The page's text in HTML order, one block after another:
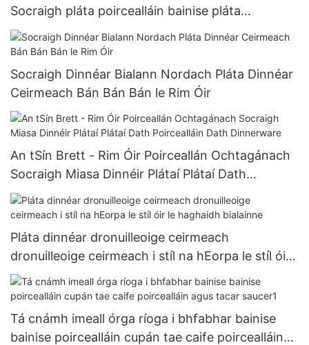
Socraigh pláta poircealláin bainise pláta
scalloped le imeall óir
Socraigh Dinnéar Bialann Nordach Pláta Dinnéar
Ceirmeach Bán Bán Bán le Rim Óir
An tSín Brett - Rim Óir Poirceallán Ochtagánach
Socraigh Miasa Dinnéir Plátaí Plátaí Dath
Poircealláin Dath Dinnerware
Pláta dinnéar dronuilleoige ceirmeach
dronuilleoige ceirmeach i stíl na hEorpa le stíl óir
le haghaidh bialainne
Tá cnámh imeall órga ríoga i bhfabhar bainise
bainise poircealláin cupán tae caife poircealláin